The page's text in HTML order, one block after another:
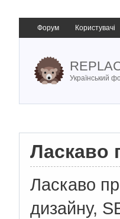
Форум Користувачі
Український
Ласкаво
Ласкаво
дизайну,